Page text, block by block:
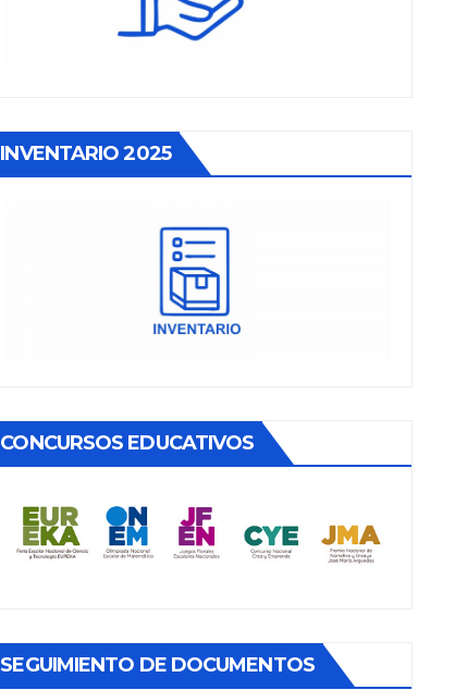
INVENTARIO 2025
CONCURSOS EDUCATIVOS
SEGUIMIENTO DE DOCUMENTOS